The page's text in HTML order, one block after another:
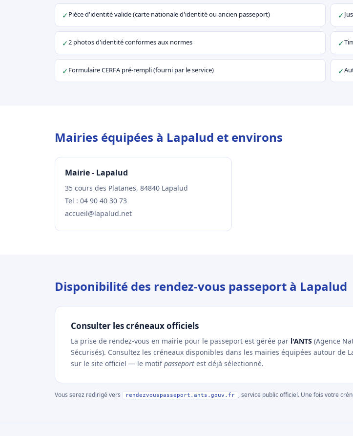
✓ Pièce d'identité valide (carte nationale d'identité ou ancien passeport) ✓
✓2 photos d'identité conformes aux normes ✓
✓ Formulaire CERFA pré-rempli (fourni par le service) ✓
Mairies équipées à Lapalud et environs
Mairie - Lapalud
35 cours des Platanes, 84840 Lapalud
Tel : 04 90 40 30 73
accueil@lapalud.net
Disponibilité des rendez-vous passeport à Lapalud
Consulter les créneaux officiels
La prise de rendez-vous en mairie pour le passeport est gérée par l'ANTS (Agence
Sécurisés). Consultez les créneaux disponibles dans les mairies équipées autour de
sur le site officiel — le motifpasseport est déjà sélectionné.
Vous serez redirigé vers rendezvouspasseport.ants.gouv.fr , service public officiel. Une fois votre